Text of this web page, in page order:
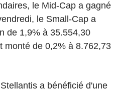
le Mid-Cap a gagné
le Small-Cap a
de 1,9% à 35.554,30
monté de 0,2% à 8.762,73
a bénéficié d'une